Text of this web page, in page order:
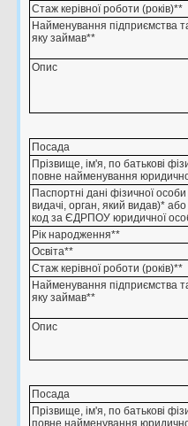
Стаж керівної роботи (років)**
Найменування підприємства
яку займав**
Опис
Посада
Прізвище, ім'я, по батькові
повне найменування
Паспортні дані фізичної
видачі, орган, який видав)*
код за ЄДРПОУ юридичної
Рік народження**
Освіта**
Стаж керівної роботи (років)**
Найменування підприємства
яку займав**
Опис
Посада
Прізвище, ім'я, по батькові
повне найменування